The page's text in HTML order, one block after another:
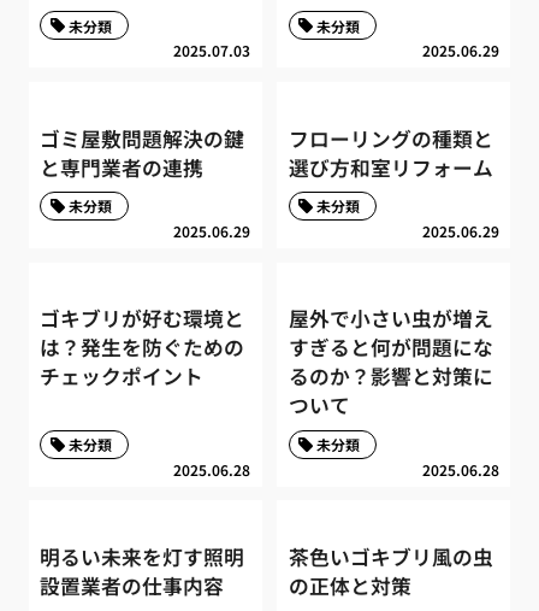
2025.07.03
未分類
2025.06.29
未分類
ゴミ屋敷問題解決の鍵
と専門業者の連携
2025.06.29
未分類
フローリングの種類と
選び方和室リフォーム
2025.06.29
未分類
ゴキブリが好む環境と
は？発生を防ぐための
チェックポイント
2025.06.28
未分類
屋外で小さい虫が増え
すぎると何が問題にな
るのか？影響と対策に
ついて
2025.06.28
未分類
明るい未来を灯す照明
設置業者の仕事内容
茶色いゴキブリ風の虫
の正体と対策